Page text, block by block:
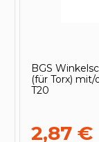
BGS
(für Torx)
T20
2,87 €